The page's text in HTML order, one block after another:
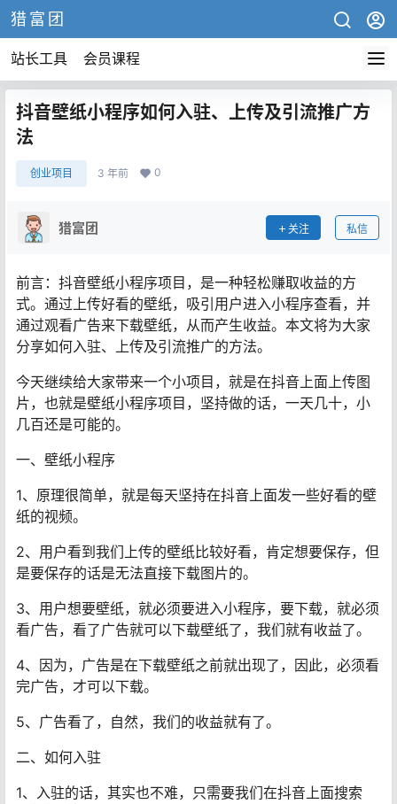
猎富团
站长工具 会员课程
抖音壁纸小程序如何入驻、上传及引流推广方
法
创业项目 3 年前 0
猎富团 关注 私信
前言：抖音壁纸小程序项目，是一种轻松赚取收益的方
式。通过上传好看的壁纸，吸引用户进入小程序查看，并
通过观看广告来下载壁纸，从而产生收益。本文将为大家
分享如何入驻、上传及引流推广的方法。
今天继续给大家带来一个小项目，就是在抖音上面上传图
片，也就是壁纸小程序项目，坚持做的话，一天几十，小
几百还是可能的。
一、壁纸小程序
1、原理很简单，就是每天坚持在抖音上面发一些好看的壁
纸的视频。
2、用户看到我们上传的壁纸比较好看，肯定想要保存，但
是要保存的话是无法直接下载图片的。
3、用户想要壁纸，就必须要进入小程序，要下载，就必须
看广告，看了广告就可以下载壁纸了，我们就有收益了。
4、因为，广告是在下载壁纸之前就出现了，因此，必须看
完广告，才可以下载。
5、广告看了，自然，我们的收益就有了。
二、如何入驻
1、入驻的话，其实也不难，只需要我们在抖音上面搜索